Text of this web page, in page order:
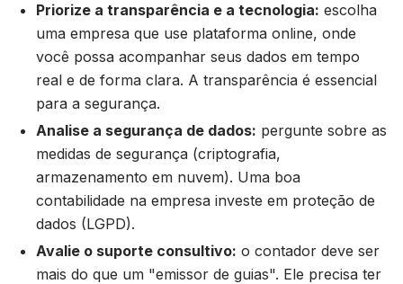
Priorize a transparência e a tecnologia: escolha
uma empresa que use plataforma online, onde
você possa acompanhar seus dados em tempo
real e de forma clara. A transparência é essencial
para a segurança.
Analise a segurança de dados: pergunte sobre as
medidas de segurança (criptografia,
armazenamento em nuvem). Uma boa
contabilidade na empresa investe em proteção de
dados (LGPD).
Avalie o suporte consultivo: o contador deve ser
mais do que um "emissor de guias". Ele precisa ter